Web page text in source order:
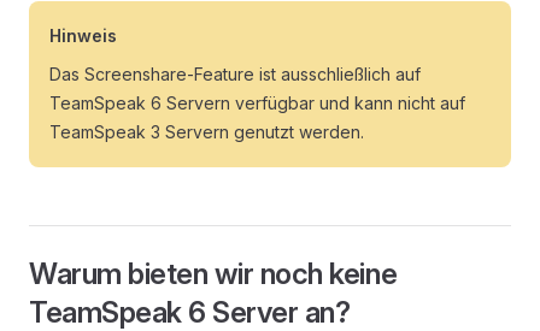
Hinweis
Das Screenshare-Feature ist ausschließlich auf
TeamSpeak 6 Servern verfügbar und kann nicht auf
TeamSpeak 3 Servern genutzt werden.
Warum bieten wir noch keine
TeamSpeak 6 Server an?